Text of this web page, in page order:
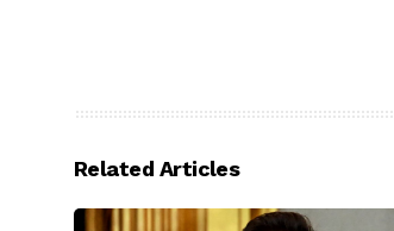
Related Articles